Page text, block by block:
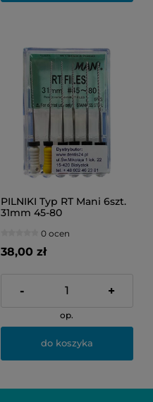
PILNIKI Typ RT Mani 6szt.
31mm 45-80
0 ocen
38,00 zł
- +
op.
do koszyka